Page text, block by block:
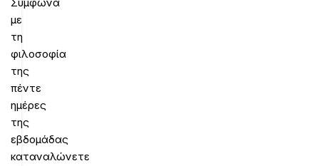
με
τη
φιλοσοφία
της
πέντε
ημέρες
της
εβδομάδας
καταναλώνετε